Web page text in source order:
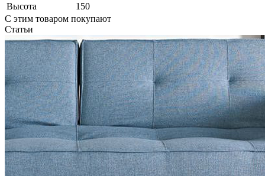
Высота
150
С этим товаром покупают
Статьи